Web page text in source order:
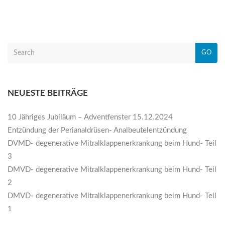
GO
NEUESTE BEITRÄGE
10 Jähriges Jubiläum – Adventfenster 15.12.2024
Entzündung der Perianaldrüsen- Analbeutelentzündung
DVMD- degenerative Mitralklappenerkrankung beim Hund- Teil
3
DMVD- degenerative Mitralklappenerkrankung beim Hund- Teil
2
DMVD- degenerative Mitralklappenerkrankung beim Hund- Teil
1